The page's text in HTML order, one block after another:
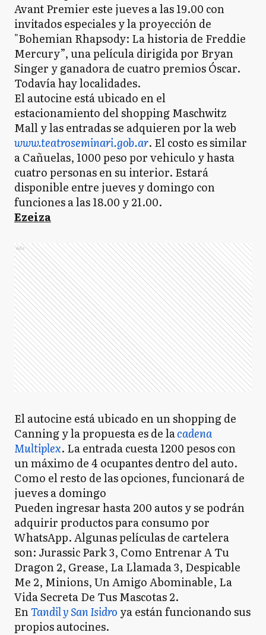
Avant Premier este jueves a las 19.00 con
invitados especiales y la proyección de
"Bohemian Rhapsody: La historia de Freddie
Mercury”, una película dirigida por Bryan
Singer y ganadora de cuatro premios Óscar.
Todavía hay localidades.
El autocine está ubicado en el
estacionamiento del shopping Maschwitz
Mall y las entradas se adquieren por la web
www.teatroseminari.gob.ar. El costo es similar
a Cañuelas, 1000 peso por vehiculo y hasta
cuatro personas en su interior. Estará
disponible entre jueves y domingo con
funciones a las 18.00 y 21.00.
Ezeiza
Ads
El autocine está ubicado en un shopping de
Canning y la propuesta es de lacadena
Multiplex. La entrada cuesta 1200 pesos con
un máximo de 4 ocupantes dentro del auto.
Como el resto de las opciones, funcionará de
jueves a domingo
Pueden ingresar hasta 200 autos y se podrán
adquirir productos para consumo por
WhatsApp. Algunas películas de cartelera
son: Jurassic Park 3, Como Entrenar A Tu
Dragon 2, Grease, La Llamada 3, Despicable
Me 2, Minions, Un Amigo Abominable, La
Vida Secreta De Tus Mascotas 2.
EnTandil y San Isidro ya están funcionando sus
propios autocines.